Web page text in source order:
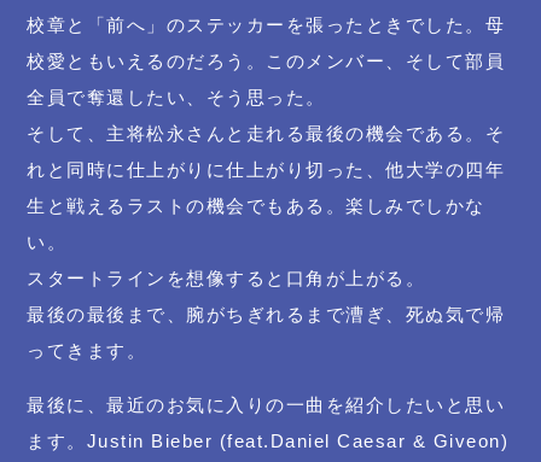
校章と「前へ」のステッカーを張ったときでした。母
校愛ともいえるのだろう。このメンバー、そして部員
全員で奪還したい、そう思った。
そして、主将松永さんと走れる最後の機会である。そ
れと同時に仕上がりに仕上がり切った、他大学の四年
生と戦えるラストの機会でもある。楽しみでしかな
い。
スタートラインを想像すると口角が上がる。
最後の最後まで、腕がちぎれるまで漕ぎ、死ぬ気で帰
ってきます。
最後に、最近のお気に入りの一曲を紹介したいと思い
ます。Justin Bieber (feat.Daniel Caesar & Giveon)